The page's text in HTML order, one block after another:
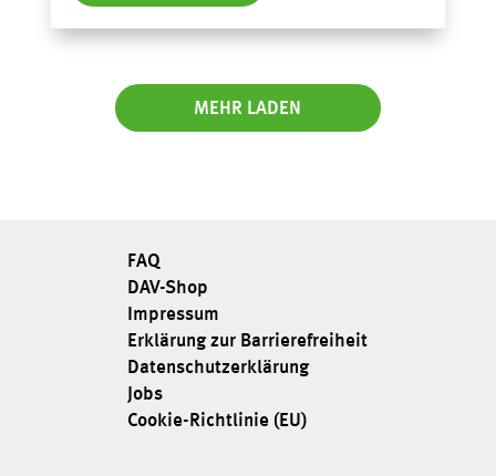
MEHR LADEN
FAQ
DAV-Shop
Impressum
Erklärung zur Barrierefreiheit
Datenschutzerklärung
Jobs
Cookie-Richtlinie (EU)